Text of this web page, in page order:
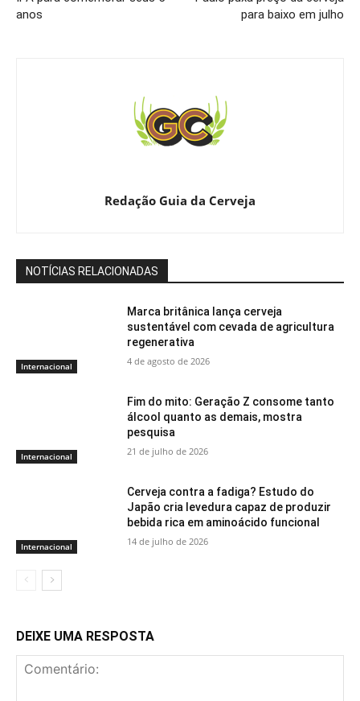
anos
para baixo em julho
Redação Guia da Cerveja
NOTÍCIAS RELACIONADAS
Internacional
Marca britânica lança cerveja
sustentável com cevada de agricultura
regenerativa
4 de agosto de 2026
Internacional
Fim do mito: Geração Z consome tanto
álcool quanto as demais, mostra
pesquisa
21 de julho de 2026
Internacional
Cerveja contra a fadiga? Estudo do
Japão cria levedura capaz de produzir
bebida rica em aminoácido funcional
14 de julho de 2026
DEIXE UMA RESPOSTA